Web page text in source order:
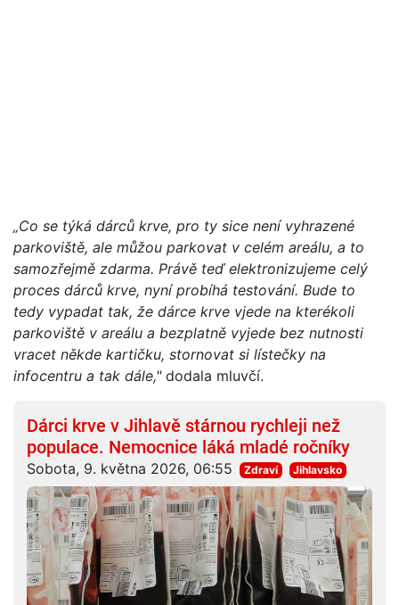
„Co se týká dárců krve, pro ty sice není vyhrazené
parkoviště, ale můžou parkovat v celém areálu, a to
samozřejmě zdarma. Právě teď elektronizujeme celý
proces dárců krve, nyní probíhá testování. Bude to
tedy vypadat tak, že dárce krve vjede na kterékoli
parkoviště v areálu a bezplatně vyjede bez nutnosti
vracet někde kartičku, stornovat si lístečky na
infocentru a tak dále," dodala mluvčí.
Dárci krve v Jihlavě stárnou rychleji než
populace. Nemocnice láká mladé ročníky
Sobota, 9. května 2026, 06:55 Zdraví Jihlavsko